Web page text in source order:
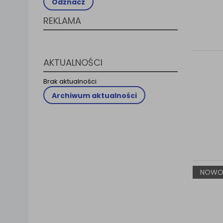
Odznacz
REKLAMA
AKTUALNOŚCI
Brak aktualności
Archiwum aktualności
Lista